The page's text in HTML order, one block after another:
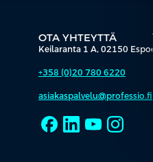
OTA YHTEYTTÄ
Keilaranta 1 A, 02150 Espoo
+358 (0)20 780 6220
asiakaspalvelu@professio.fi